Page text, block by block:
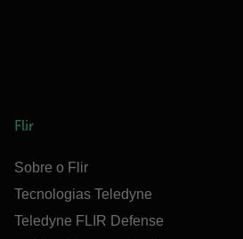
Flir
Sobre o Flir
Tecnologias Teledyne
Teledyne FLIR Defense